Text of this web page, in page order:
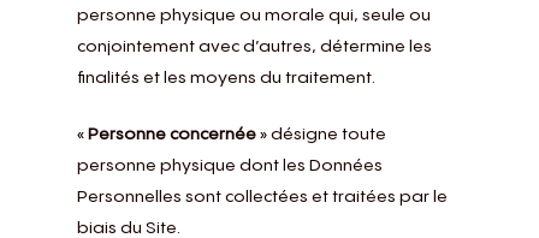
personne physique ou morale qui, seule ou
conjointement avec d’autres, détermine les
finalités et les moyens du traitement.
« Personne concernée » désigne toute
personne physique dont les Données
Personnelles sont collectées et traitées par le
biais du Site.